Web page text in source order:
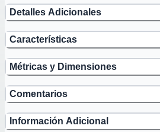
Detalles Adicionales
Características
Métricas y Dimensiones
Comentarios
Información Adicional